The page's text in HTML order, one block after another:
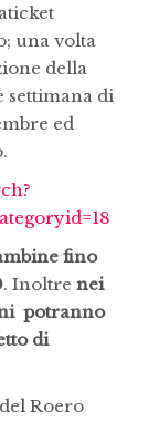
una volta
della
settimana di
ed
fino
. Inoltre nei
potranno
di
Roero